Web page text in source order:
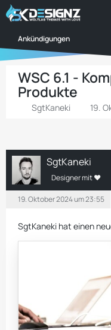
Ankündigungen
WSC 6.1 -
Produkte
SgtKaneki 19.
SgtKaneki
Designer mit ❤
19. Oktober 2024 um 23:55
SgtKaneki hat einen